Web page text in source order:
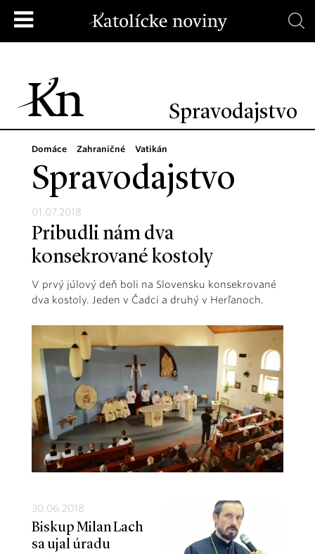
Spravodajstvo
Domáce Zahraničné Vatikán
Spravodajstvo
01.07.2018
Pribudli nám dva
konsekrované kostoly
V prvý júlový deň boli na Slovensku konsekrované
dva kostoly. Jeden v Čadci a druhý v Herľanoch.
30.06.2018
Biskup Milan Lach
sa ujal úradu